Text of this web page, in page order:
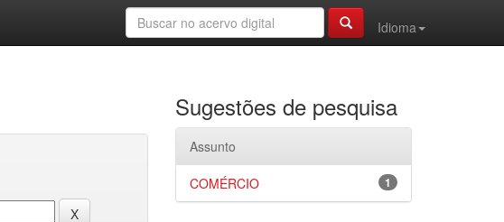
Idioma
Sugestões de pesquisa
Assunto
1
COMÉRCIO